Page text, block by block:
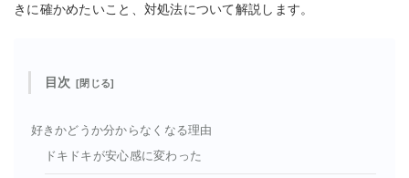
きに確かめたいこと、対処法について解説します。
目次
好きかどうか分からなくなる理由
ドキドキが安心感に変わった